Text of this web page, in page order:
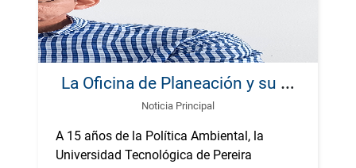
L
a Oficina de Planeación y su aporte a los 15 años de la Política Ambiental de la UTP
Noticia Principal
A 15 años de la Política Ambiental, la
Universidad Tecnológica de Pereira